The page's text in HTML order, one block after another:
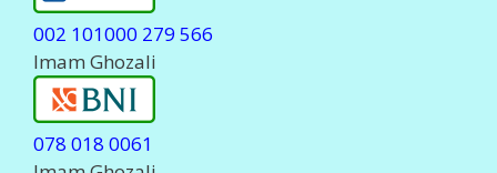
002 101000 279 566
Imam Ghozali
078 018 0061